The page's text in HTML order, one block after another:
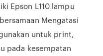
Epson L110 lampu
Mengatasi
untuk print,
pada kesempatan